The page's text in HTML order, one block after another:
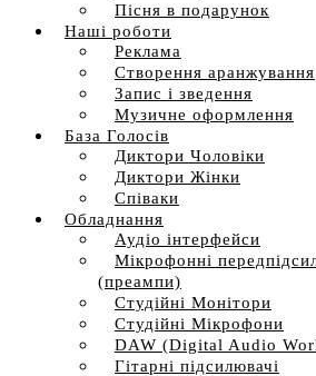
Пісня в подарунок
Наші роботи
Реклама
Створення аранжування
Запис і зведення
Музичне оформлення
База Голосів
Диктори Чоловіки
Диктори Жінки
Співаки
Обладнання
Аудіо інтерфейси
Мікрофонні
(преампи)
Студійні Монітори
Студійні Мікрофони
DAW (Digital Audio
Гітарні підсилювачі